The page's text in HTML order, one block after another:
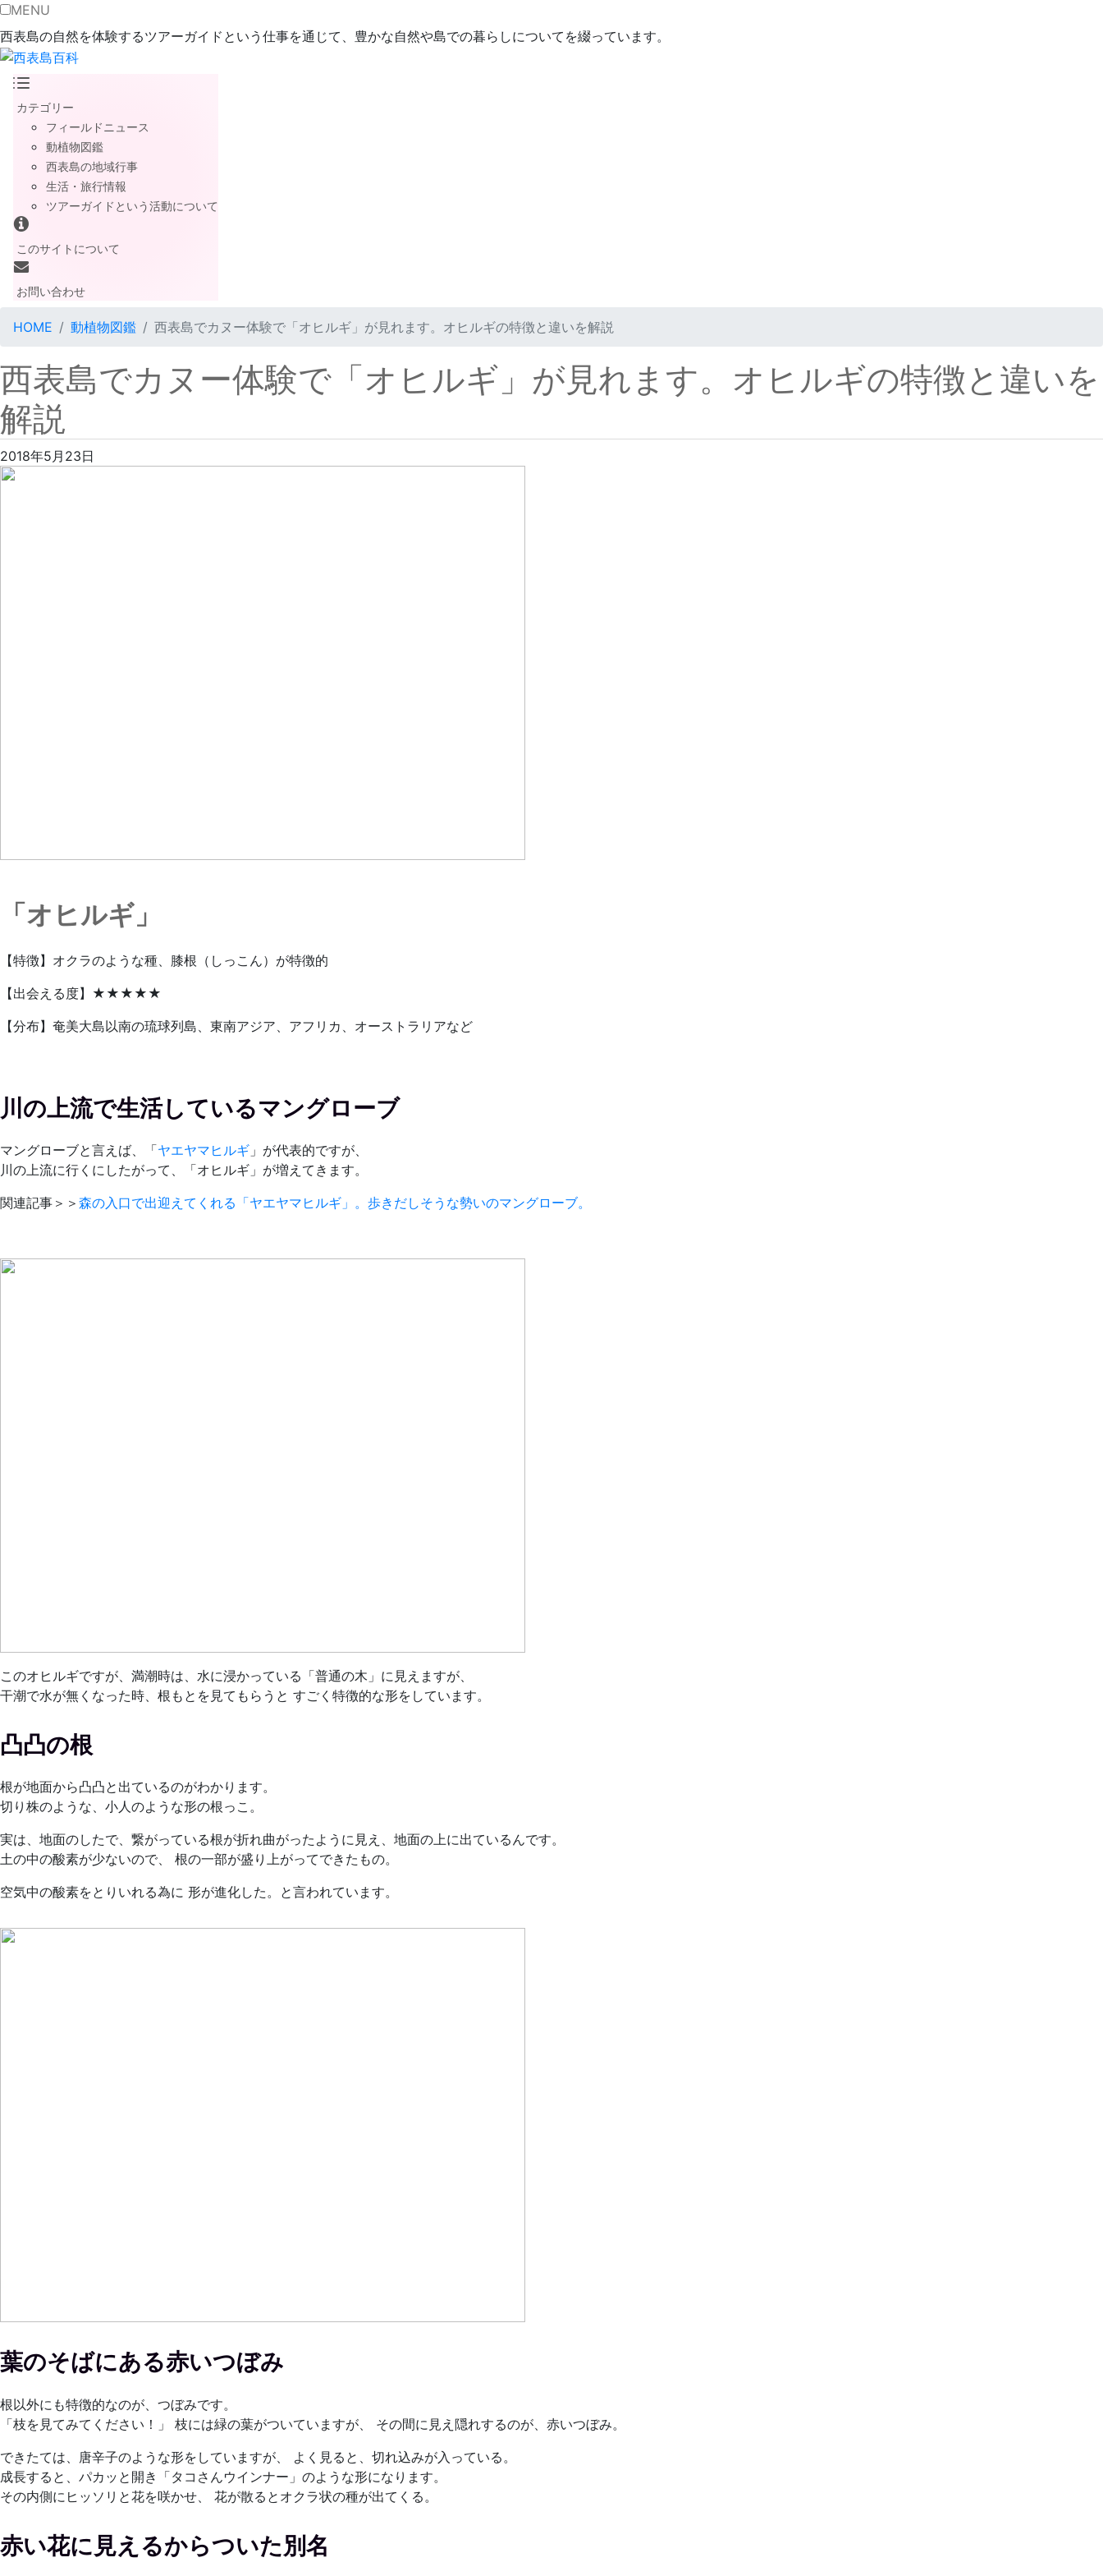
MENU
西表島の自然を体験するツアーガイドという仕事を通じて、豊かな自然や島での暮らしについてを綴っています。
カテゴリー
フィールドニュース
動植物図鑑
西表島の地域行事
生活・旅行情報
ツアーガイドという活動について
このサイトについて
お問い合わせ
HOME 動植物図鑑 西表島でカヌー体験で「オヒルギ」が見れます。オヒルギの特徴と違いを解説
西表島でカヌー体験で「オヒルギ」が見れます。オヒルギの特徴と違いを
解説
2018年5月23日
「オヒルギ」
【特徴】オクラのような種、膝根（しっこん）が特徴的
【出会える度】★★★★★
【分布】奄美大島以南の琉球列島、東南アジア、アフリカ、オーストラリアなど
川の上流で生活しているマングローブ
マングローブと言えば、「ヤエヤマヒルギ 」が代表的ですが、
川の上流に行くにしたがって、「オヒルギ」が増えてきます。
関連記事＞＞ 森の入口で出迎えてくれる「ヤエヤマヒルギ」。歩きだしそうな勢いのマングローブ。
このオヒルギですが、満潮時は、水に浸かっている「普通の木」に見えますが、
干潮で水が無くなった時、根もとを見てもらうと すごく特徴的な形をしています。
凸凸の根
根が地面から凸凸と出ているのがわかります。
切り株のような、小人のような形の根っこ。
実は、地面のしたで、繋がっている根が折れ曲がったように見え、地面の上に出ているんです。
土の中の酸素が少ないので、 根の一部が盛り上がってできたもの。
空気中の酸素をとりいれる為に 形が進化した。と言われています。
葉のそばにある赤いつぼみ
根以外にも特徴的なのが、つぼみです。
「枝を見てみてください！」 枝には緑の葉がついていますが、 その間に見え隠れするのが、赤いつぼみ。
できたては、唐辛子のような形をしていますが、 よく見ると、切れ込みが入っている。
成長すると、パカッと開き「タコさんウインナー」のような形になります。
その内側にヒッソリと花を咲かせ、 花が散るとオクラ状の種が出てくる。
赤い花に見えるからついた別名